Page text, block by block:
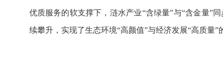
优质服务的软支撑下，涟水产业“含绿量”与“含金量”
续攀升，实现了生态环境“高颜值”与经济发展“高质量”